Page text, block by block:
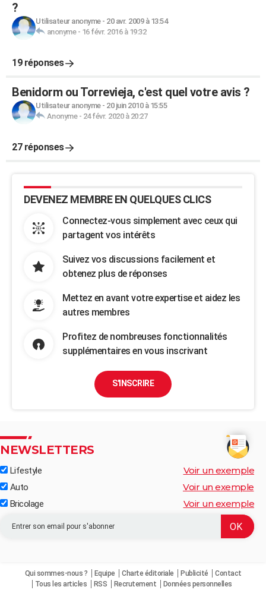
?
Utilisateur anonyme- 20 avr. 2009 à 13:54
anonyme- 16 févr. 2016 à 19:32
19 réponses
Benidorm ou Torrevieja, c'est quel votre avis ?
Utilisateur anonyme- 20 juin 2010 à 15:55
Anonyme- 24 févr. 2020 à 20:27
27 réponses
DEVENEZ MEMBRE EN QUELQUES CLICS
Connectez-vous simplement avec ceux qui
partagent vos intérêts
Suivez vos discussions facilement et
obtenez plus de réponses
Mettez en avant votre expertise et aidez les
autres membres
Profitez de nombreuses fonctionnalités
supplémentaires en vous inscrivant
S'INSCRIRE
NEWSLETTERS
Lifestyle Voir un exemple
Auto Voir un exemple
Bricolage Voir un exemple
Qui sommes-nous ? Equipe Charte éditoriale Publicité
Contact
Tous les articles
RSS Recrutement Données personnelles